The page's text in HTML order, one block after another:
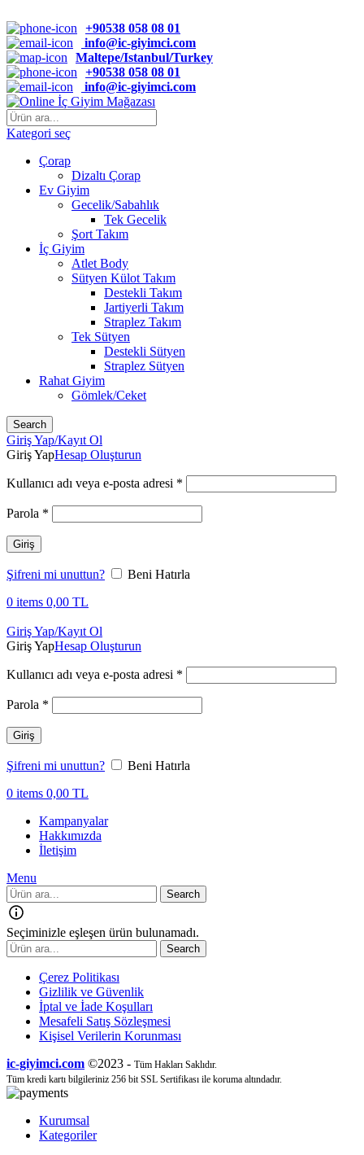
+90538 058 08 01
info@ic-giyimci.com
Maltepe/Istanbul/Turkey
+90538 058 08 01
info@ic-giyimci.com
Kategori seç
Çorap
Dizaltı Çorap
Ev Giyim
Gecelik/Sabahlık
Tek Gecelik
Şort Takım
İç Giyim
Atlet Body
Sütyen Külot Takım
Destekli Takım
Jartiyerli Takım
Straplez Takım
Tek Sütyen
Destekli Sütyen
Straplez Sütyen
Rahat Giyim
Gömlek/Ceket
Search
Giriş Yap/Kayıt Ol
Giriş YapHesap Oluşturun
Kullanıcı adı veya e-posta adresi *
Parola *
Giriş
Şifreni mi unuttun?
Beni Hatırla
0 items 0,00 TL
Giriş Yap/Kayıt Ol
Giriş YapHesap Oluşturun
Kullanıcı adı veya e-posta adresi *
Parola *
Giriş
Şifreni mi unuttun?
Beni Hatırla
0 items 0,00 TL
Kampanyalar
Hakkımızda
İletişim
Menu
Search
Seçiminizle eşleşen ürün bulunamadı.
Search
Çerez Politikası
Gizlilik ve Güvenlik
İptal ve İade Koşulları
Mesafeli Satış Sözleşmesi
Kişisel Verilerin Korunması
ic-giyimci.com ©2023 - Tüm Hakları Saklıdır.
Tüm kredi kartı bilgileriniz 256 bit SSL Sertifikası ile koruma altındadır.
Kurumsal
Kategoriler